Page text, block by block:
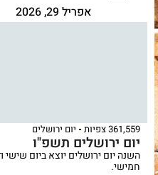
אפריל 29, 2026
361,559 צפיות יום ירושלים
יום ירושלים תשפ"ו
השנה יום ירושלים יוצא ביום שישי
חמישי.